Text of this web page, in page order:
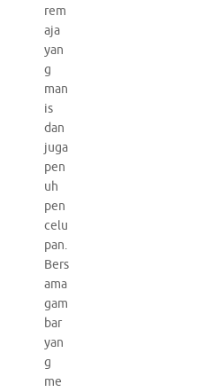
rem
aja
yan
g
man
is
dan
juga
pen
uh
pen
celu
pan.
Bers
ama
gam
bar
yan
g
me